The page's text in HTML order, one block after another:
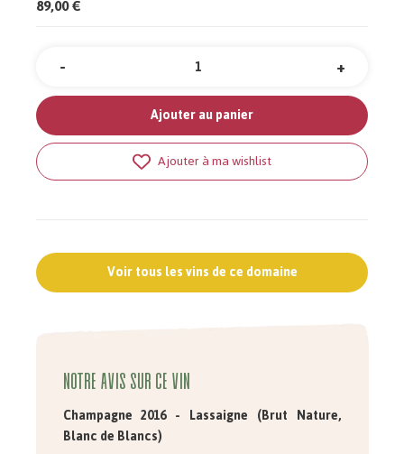
89,00 €
Quantité +
-
Ajouter au panier
Ajouter à ma wishlist
Voir tous les vins de ce domaine
Notre avis sur ce vin
Champagne 2016 - Lassaigne (Brut Nature,
Blanc de Blancs)